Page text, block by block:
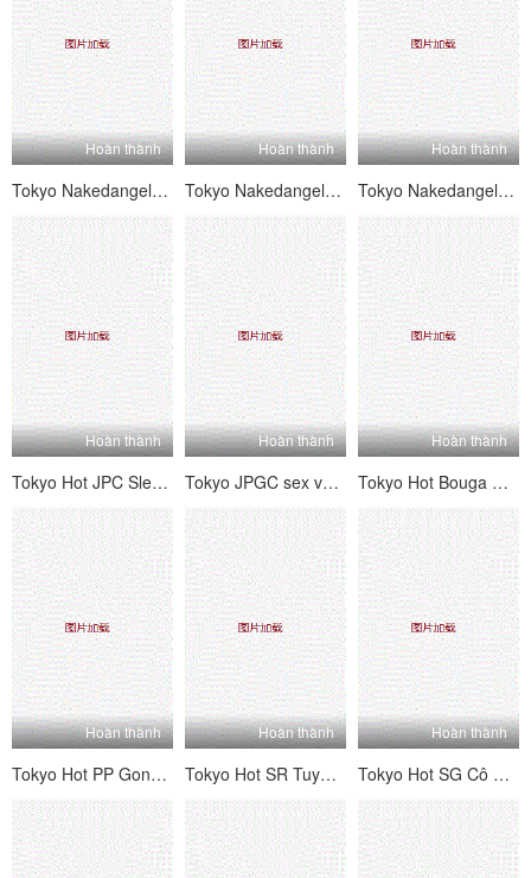
Hoàn thành
Tokyo Nakedangel nóng Misako
Hoàn thành
Tokyo Nakedangel nóng Eriko
Hoàn thành
Tokyo Nakedangel nóng Sana
Hoàn thành
Tokyo Hot JPC Slender Slender Littily Littily Littily JK chi phí và Gonzo
Hoàn thành
Tokyo JPGC sex với những sinh viên đại học dễ thương đã đến các trường đại học nổi tiếng từ Tohoku.
Hoàn thành
Tokyo Hot Bouga Girls & Bouga lúc đầu, Huhe không tốt!Đó là, nhưng có vẻ như tôi thích những người
Hoàn thành
Tokyo Hot PP Gonzo Full Tenno Kno
Hoàn thành
Tokyo Hot SR Tuyển dụng tốt nghiệp mới Hồ sơ không
Hoàn thành
Tokyo Hot SG Cô gái khác thường